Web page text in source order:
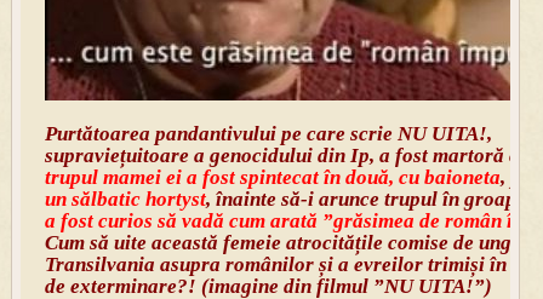
Purtătoarea pandantivului pe care scrie NU UITA!,
supraviețuitoare a genocidului din Ip, a fost martoră
trupul mamei ei a fost spintecat în două, cu baioneta,
un sălbatic hortyst, înainte să-i arunce trupul în groapa
a fost curios să vadă cum arată ”grăsimea de român
Cum să uite această femeie atrocitățile comise de unguri
Transilvania asupra românilor și a evreilor trimiși în
de exterminare?! (imagine din filmul ”NU UITA!”)